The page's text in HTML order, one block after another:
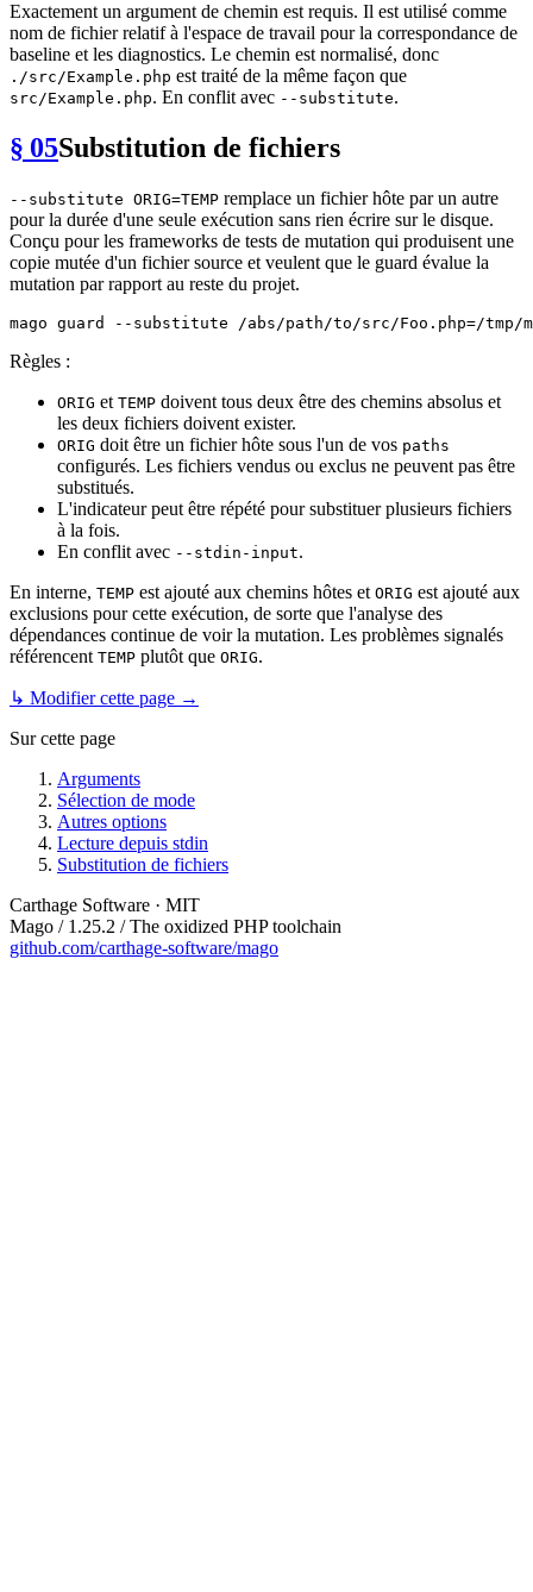
Exactement un argument de chemin est requis. Il est utilisé comme
nom de fichier relatif à l'espace de travail pour la correspondance de
baseline et les diagnostics. Le chemin est normalisé, donc
./src/Example.php est traité de la même façon que
src/Example.php. En conflit avec --substitute.
§ 05Substitution de fichiers
--substitute ORIG=TEMP remplace un fichier hôte par un autre
pour la durée d'une seule exécution sans rien écrire sur le disque.
Conçu pour les frameworks de tests de mutation qui produisent une
copie mutée d'un fichier source et veulent que le guard évalue la
mutation par rapport au reste du projet.
Règles :
ORIG et TEMP doivent tous deux être des chemins absolus et
les deux fichiers doivent exister.
ORIG doit être un fichier hôte sous l'un de vos paths
configurés. Les fichiers vendus ou exclus ne peuvent pas être
substitués.
L'indicateur peut être répété pour substituer plusieurs fichiers
à la fois.
En conflit avec --stdin-input.
En interne, TEMP est ajouté aux chemins hôtes et ORIG est ajouté aux
exclusions pour cette exécution, de sorte que l'analyse des
dépendances continue de voir la mutation. Les problèmes signalés
référencent TEMP plutôt que ORIG.
↳ Modifier cette page →
Sur cette page
Arguments
Sélection de mode
Autres options
Lecture depuis stdin
Substitution de fichiers
Carthage Software · MIT
Mago / 1.25.2 / The oxidized PHP toolchain
github.com/carthage-software/mago